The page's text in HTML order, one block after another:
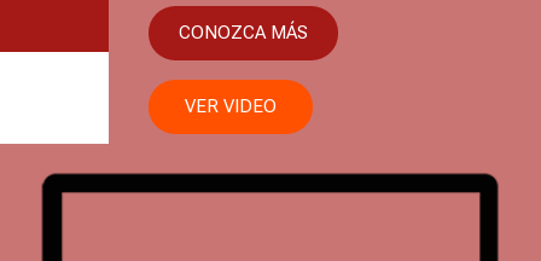
CONOZCA MÁS
VER VIDEO